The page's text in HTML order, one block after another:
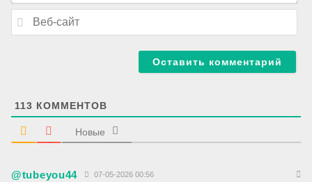
a
113 КОММЕНТОВ
Новые
@tubeyou44 07-05-2026 00:56